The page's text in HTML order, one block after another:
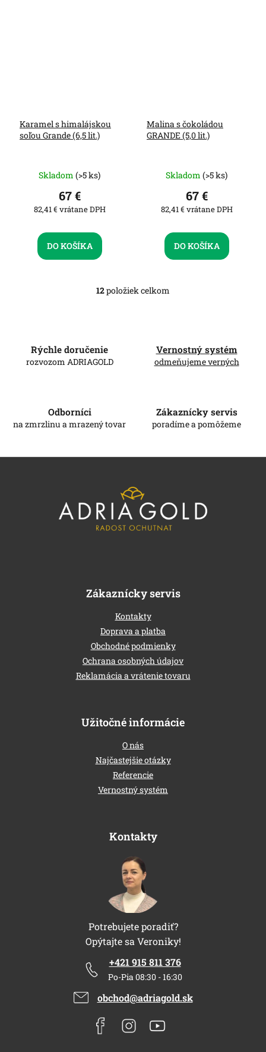
Karamel s himalájskou
soľou Grande (6,5 lit.)
Skladom (>5 ks)
82,41 € vrátane DPH
67 €
DO KOŠÍKA
Malina s čokoládou
GRANDE (5,0 lit.)
Skladom (>5 ks)
82,41 € vrátane DPH
67 €
DO KOŠÍKA
O
v
i
s
12položiek celkom
Rýchle doručenie
rozvozom ADRIAGOLD
Vernostný systém
odmeňujeme verných
Odborníci
na zmrzlinu a mrazený tovar
Zákaznícky servis
poradíme a pomôžeme
Zákaznícky servis
Kontakty
Doprava a platba
Obchodné podmienky
Ochrana osobných údajov
Reklamácia a vrátenie tovaru
Užitočné informácie
O nás
Najčastejšie otázky
Referencie
Vernostný systém
Kontakty
Potrebujete poradiť?
Opýtajte sa Veroniky!
+421 915 811 376
Po-Pia 08:30 - 16:30
obchod@adriagold.sk